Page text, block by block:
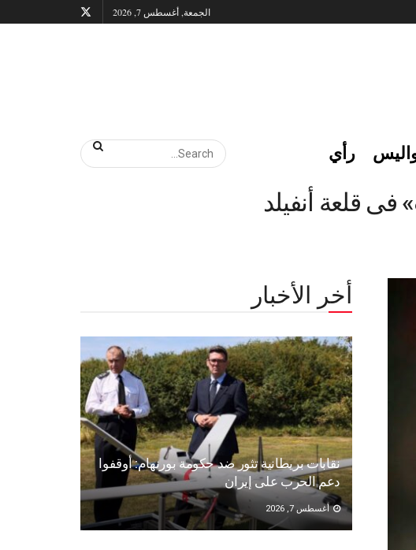
الجمعة, أغسطس 7, 2026
رأي
قلعة أنفيلد
أخر الأخبار
نقابات بريطانية تثور ضد حكومة بورنهام: أوقفوا
دعم الحرب على إيران
أغسطس 7, 2026